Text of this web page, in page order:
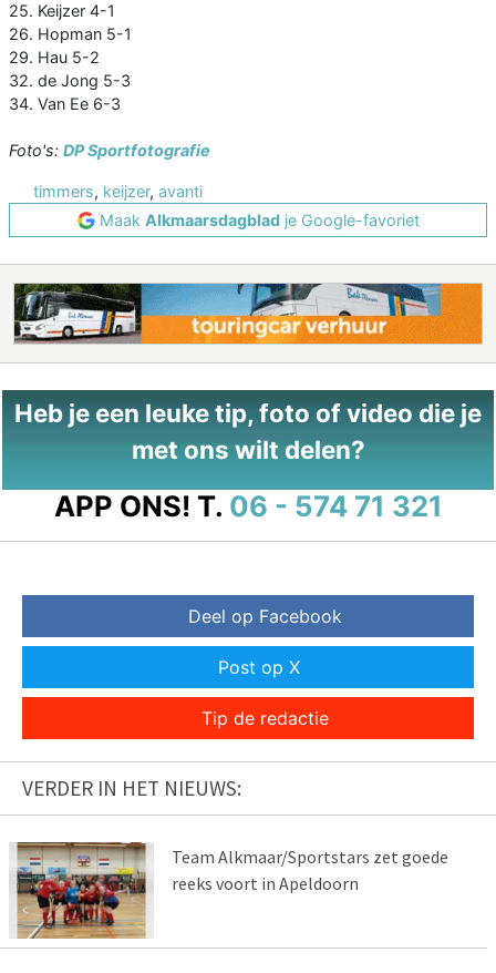
25. Keijzer 4-1
26. Hopman 5-1
29. Hau 5-2
32. de Jong 5-3
34. Van Ee 6-3
Foto's: DP Sportfotografie
timmers, keijzer, avanti
Maak Alkmaarsdagbladje Google-favoriet
Heb je een leuke tip, foto of video die je
met ons wilt delen?
APP ONS! T. 06 - 574 71 321
Deel op Facebook
Post op X
Tip de redactie
VERDER IN HET NIEUWS:
Team Alkmaar/Sportstars zet goede
reeks voort in Apeldoorn